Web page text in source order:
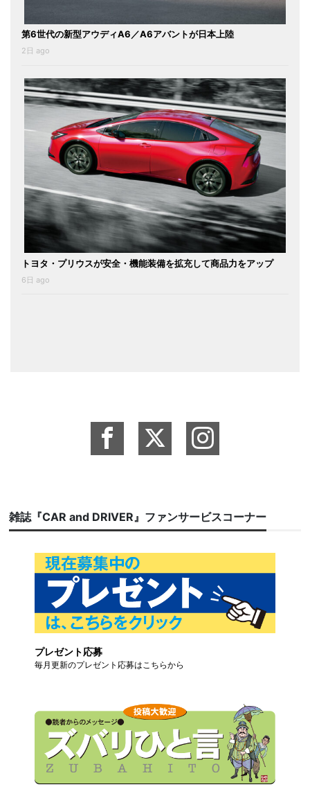
第6世代の新型アウディA6／A6アバントが日本上陸
2日 ago
トヨタ・プリウスが安全・機能装備を拡充して商品力をアップ
6日 ago
雑誌『CAR and DRIVER』ファンサービスコーナー
プレゼント応募
毎月更新のプレゼント応募はこちらから